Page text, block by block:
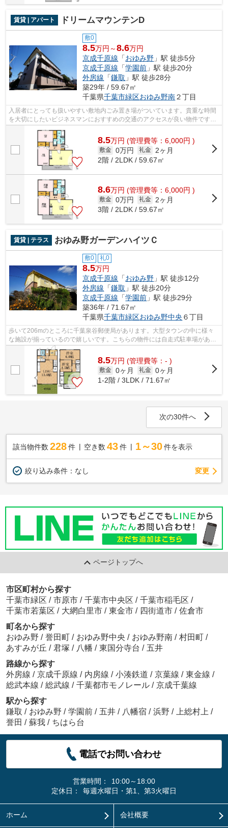
賃貸 | アパート ドリームマウンテンD
敷0
8.5万円～8.6万円
京成千原線 「おゆみ野 」駅 徒歩5分
京成千原線 「学園前 」駅 徒歩20分
外房線 「鎌取 」駅 徒歩28分
築29年 / 59.67㎡
千葉県千葉市緑区おゆみ野南２丁目
入居者にとっても扱いやすい敷地内ごみ置き場がついています。貴重な時間
を大切にしたいビジネスマンにおすすめの交通のアクセスが良い物件です。
駅まで徒歩5分の立地が魅力的な、利便...
8.5万円 (管理費等：6,000円 )
敷金 0万円 礼金
2ヶ月
2階 / 2LDK / 59.67㎡
8.6万円 (管理費等：6,000円 )
敷金 0万円 礼金
2ヶ月
3階 / 2LDK / 59.67㎡
賃貸 | テラス おゆみ野ガーデンハイツＣ
敷0 礼0
8.5万円
京成千原線 「おゆみ野 」駅 徒歩12分
外房線 「鎌取 」駅 徒歩20分
京成千原線 「学園前 」駅 徒歩29分
築36年 / 71.67㎡
千葉県千葉市緑区おゆみ野中央 ６丁目
歩いて206mのところに千葉泉谷郵便局があります。大型タウンの中に様々
な施設が揃っているので嬉しいです。こちらの物件には自走式駐車場があり
ます。近隣住民にとっても快適になる敷...
8.5万円 (管理費等：- )
敷金 0ヶ月 礼金 0ヶ月
1-2階 / 3LDK / 71.67㎡
次の30件へ
該当物件数 228件 空き数 43 件 1～30 件を表示
絞り込み条件： なし 変更
ページトップへ
市区町村から探す
千葉市緑区 / 市原市 / 千葉市中央区 / 千葉市稲毛区 /
千葉市若葉区 / 大網白里市 / 東金市 / 四街道市 / 佐倉市
町名から探す
おゆみ野 / 誉田町 / おゆみ野中央 / おゆみ野南 / 村田町 /
あすみが丘 / 君塚 / 八幡 / 東国分寺台 / 五井
路線から探す
外房線 / 京成千原線 / 内房線 / 小湊鉄道 / 京葉線 / 東金線 /
総武本線 / 総武線 / 千葉都市モノレール / 京成千葉線
駅から探す
鎌取 / おゆみ野 / 学園前 / 五井 / 八幡宿 / 浜野 / 上総村上 /
誉田 / 蘇我 / ちはら台
電話でお問い合わせ
営業時間：
10:00～18:00
定休日：
毎週水曜日・第1、第3火曜日
ホーム 会社概要